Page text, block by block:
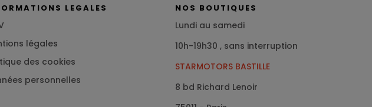
LEGALES
légales
des cookies
personnelles
NOS BOUTIQUES
Lundi au samedi
10h-19h30 , sans interruption
STARMOTORS BASTILLE
8 bd Richard Lenoir